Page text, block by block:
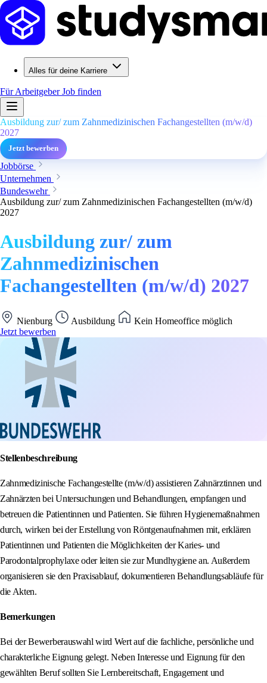
Alles für deine Karriere
Für ArbeitgeberJob finden
Ausbildung zur/ zum Zahnmedizinischen Fachangestellten (m/w/d)
2027
Jetzt bewerben
Jobbörse
Unternehmen
Bundeswehr
Ausbildung zur/ zum Zahnmedizinischen Fachangestellten (m/w/d)
2027
Ausbildung zur/ zum
Zahnmedizinischen
Fachangestellten (m/w/d) 2027
Nienburg Ausbildung
Kein Homeoffice möglich
Jetzt bewerben
Stellenbeschreibung
Zahnmedizinische Fachangestellte (m/w/d) assistieren Zahnärztinnen und
Zahnärzten bei Untersuchungen und Behandlungen, empfangen und
betreuen die Patientinnen und Patienten. Sie führen Hygienemaßnahmen
durch, wirken bei der Erstellung von Röntgenaufnahmen mit, erklären
Patientinnen und Patienten die Möglichkeiten der Karies- und
Parodontalprophylaxe oder leiten sie zur Mundhygiene an. Außerdem
organisieren sie den Praxisablauf, dokumentieren Behandlungsabläufe für
die Akten.
Bemerkungen
Bei der Bewerberauswahl wird Wert auf die fachliche, persönliche und
charakterliche Eignung gelegt. Neben Interesse und Eignung für den
gewählten Beruf sollten Sie Lernbereitschaft, Engagement und